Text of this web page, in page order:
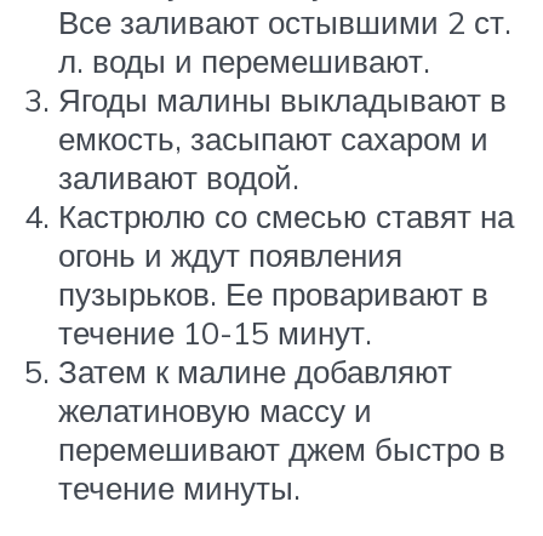
Все заливают остывшими 2 ст.
л. воды и перемешивают.
Ягоды малины выкладывают в
емкость, засыпают сахаром и
заливают водой.
Кастрюлю со смесью ставят на
огонь и ждут появления
пузырьков. Ее проваривают в
течение 10-15 минут.
Затем к малине добавляют
желатиновую массу и
перемешивают джем быстро в
течение минуты.